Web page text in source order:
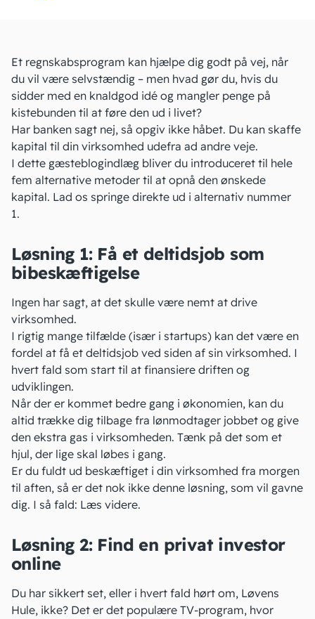
Et regnskabsprogram kan hjælpe dig godt på vej, når
du vil være selvstændig – men hvad gør du, hvis du
sidder med en knaldgod idé og mangler penge på
kistebunden til at føre den ud i livet?
Har banken sagt nej, så opgiv ikke håbet. Du kan skaffe
kapital til din virksomhed udefra ad andre veje.
I dette gæsteblogindlæg bliver du introduceret til hele
fem alternative metoder til at opnå den ønskede
kapital. Lad os springe direkte ud i alternativ nummer
1.
Løsning 1: Få et deltidsjob som
bibeskæftigelse
Ingen har sagt, at det skulle være nemt at drive
virksomhed.
I rigtig mange tilfælde (især i startups) kan det være en
fordel at få et deltidsjob ved siden af sin virksomhed. I
hvert fald som start til at finansiere driften og
udviklingen.
Når der er kommet bedre gang i økonomien, kan du
altid trække dig tilbage fra lønmodtager jobbet og give
den ekstra gas i virksomheden. Tænk på det som et
hjul, der lige skal løbes i gang.
Er du fuldt ud beskæftiget i din virksomhed fra morgen
til aften, så er det nok ikke denne løsning, som vil gavne
dig. I så fald: Læs videre.
Løsning 2: Find en privat investor
online
Du har sikkert set, eller i hvert fald hørt om, Løvens
Hule, ikke? Det er det populære TV-program, hvor